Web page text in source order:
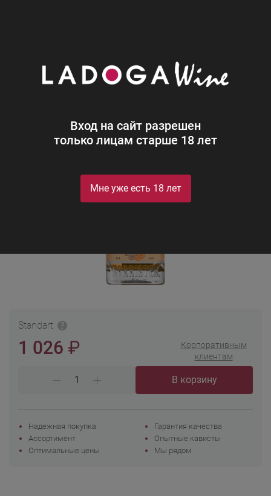
Вход на сайт разрешен
только лицам старше 18 лет
Мне уже есть 18 лет
Барристер Оранж
Барристер Оранж
Standart
1 026 ₽
Корпоративным
клиентам
В корзину
Надежная покупка
Гарантия качества
Ассортимент
Опытные кависты
Оптимальные цены
Мы рядом